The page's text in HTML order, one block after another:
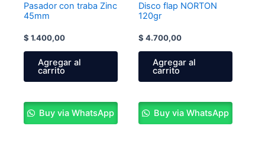
Pasador con traba Zinc
45mm
$ 1.400,00
Agregar al
carrito
Buy via WhatsApp
Disco flap NORTON
120gr
$ 4.700,00
Agregar al
carrito
Buy via WhatsApp